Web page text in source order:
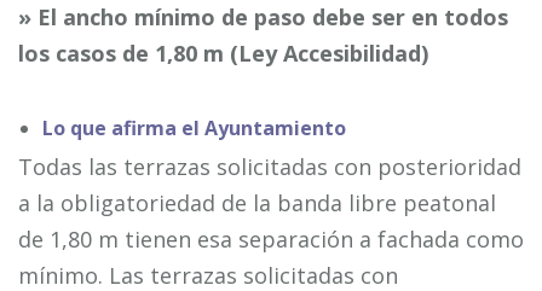
» El ancho mínimo de paso debe ser en todos
los casos de 1,80 m (Ley Accesibilidad)
Lo que afirma el Ayuntamiento
Todas las terrazas solicitadas con posterioridad
a la obligatoriedad de la banda libre peatonal
de 1,80 m tienen esa separación a fachada como
mínimo. Las terrazas solicitadas con